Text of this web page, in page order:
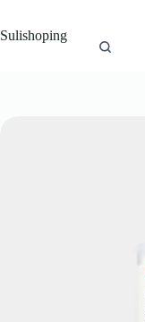
Sulishoping